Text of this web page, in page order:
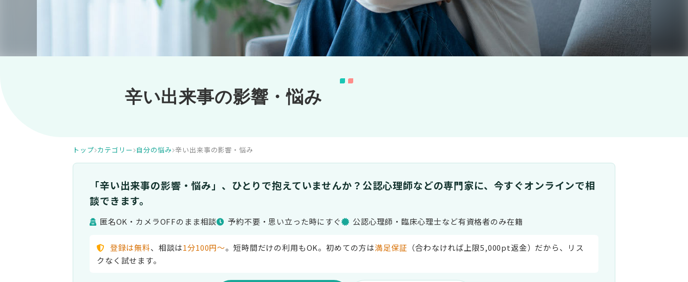
辛い出来事の影響・悩み
トップ カテゴリー 自分の悩み 辛い出来事の影響・悩み
「辛い出来事の影響・悩み」、ひとりで抱えていませんか？ 公認心理師などの専門家に、今すぐオンラインで相
談できます。
匿名OK・カメラOFFのまま相談 予約不要・思い立った時にすぐ 公認心理師・臨床心理士など有資格者のみ在籍
登録は無料、相談は1分100円〜。短時間だけの利用もOK。初めての方は満足保証 （合わなければ上限5,000pt返金）だから、リス
クなく試せます。